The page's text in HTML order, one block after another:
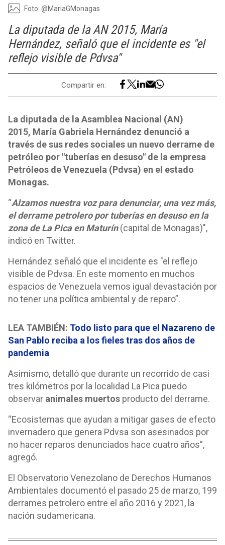
Foto: @MariaGMonagas
La diputada de la AN 2015, María
Hernández, señaló que el incidente es "el
reflejo visible de Pdvsa"
Compartir en:
La diputada de la Asamblea Nacional (AN)
2015, María Gabriela Hernández denunció a
través de sus redes sociales un nuevo derrame de
petróleo por "tuberías en desuso" de la empresa
Petróleos de Venezuela (Pdvsa) en el estado
Monagas.
“Alzamos nuestra voz para denunciar, una vez más,
el derrame petrolero por tuberías en desuso en la
zona de La Pica en Maturín(capital de Monagas)",
indicó en Twitter.
Hernández señaló que el incidente es "el reflejo
visible de Pdvsa. En este momento en muchos
espacios de Venezuela vemos igual devastación por
no tener una política ambiental y de reparo”.
LEA TAMBIÉN: Todo listo para que el Nazareno de
San Pablo reciba a los fieles tras dos años de
pandemia
Asimismo, detalló que durante un recorrido de casi
tres kilómetros por la localidad La Pica puedo
observar animales muertos producto del derrame.
“Ecosistemas que ayudan a mitigar gases de efecto
invernadero que genera Pdvsa son asesinados por
no hacer reparos denunciados hace cuatro años”,
agregó.
El Observatorio Venezolano de Derechos Humanos
Ambientales documentó el pasado 25 de marzo, 199
derrames petrolero entre el año 2016 y 2021, la
nación sudamericana.